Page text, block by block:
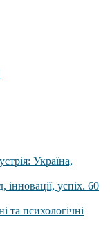
Україна,
інновації, успіх. 60
та психологічні